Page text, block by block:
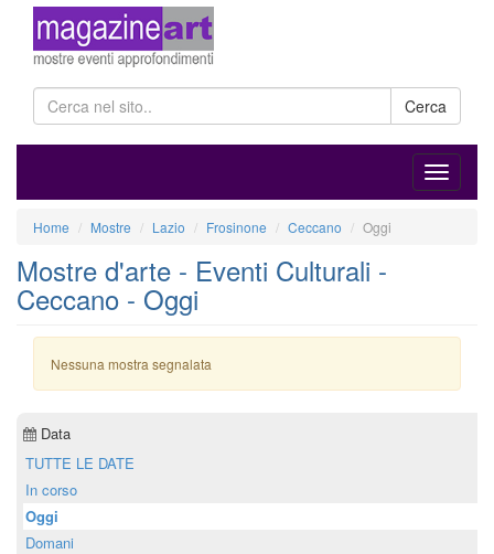
Cerca
Home Mostre Lazio Frosinone Ceccano Oggi
Mostre d'arte - Eventi Culturali -
Ceccano - Oggi
Nessuna mostra segnalata
Data
TUTTE LE DATE
In corso
Oggi
Domani